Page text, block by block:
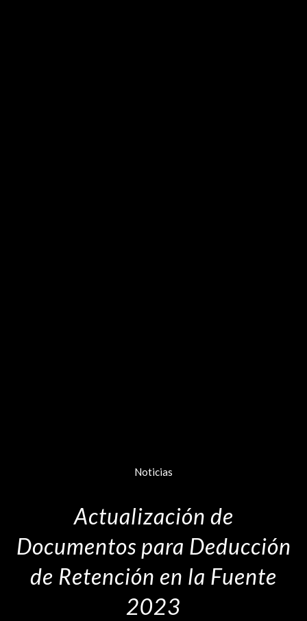
Noticias
Actualización de
Documentos para Deducción
de Retención en la Fuente
2023